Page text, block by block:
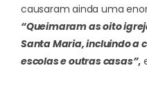
causaram ainda uma
“Queimaram as oito
Santa Maria, incluindo a
escolas e outras casas”,